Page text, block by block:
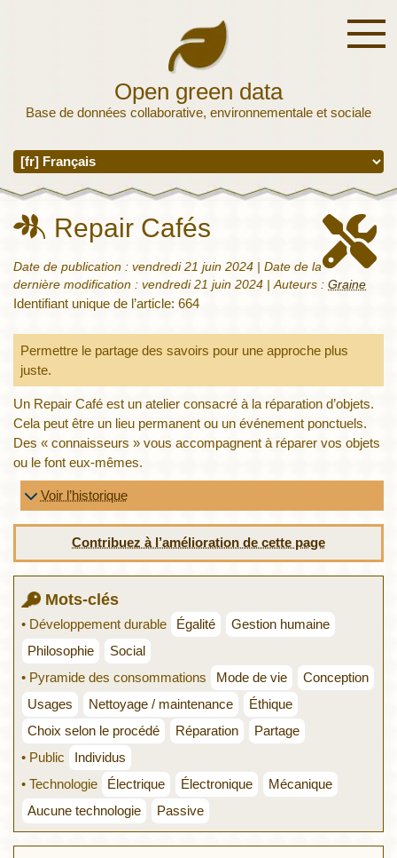
Open green data
Base de données collaborative, environnementale et sociale
Repair Cafés
Date de publication :vendredi 21 juin 2024 | Date de la
dernière modification :vendredi 21 juin 2024 |Auteurs :Graine
Identifiant unique de l’article: 664
Permettre le partage des savoirs pour une approche plus
juste.
Un Repair Café est un atelier consacré à la réparation d’objets.
Cela peut être un lieu permanent ou un événement ponctuels.
Des « connaisseurs » vous accompagnent à réparer vos objets
ou le font eux-mêmes.
Voir l’historique
Contribuez à l’amélioration de cette page
Mots-clés
• Développement durable Égalité
Gestion humaine
Philosophie
Social
• Pyramide des consommations
Mode de vie
Conception
Usages
Nettoyage / maintenance
Éthique
Choix selon le procédé
Réparation
Partage
• Public
Individus
• Technologie
Électrique Électronique
Mécanique
Aucune technologie
Passive